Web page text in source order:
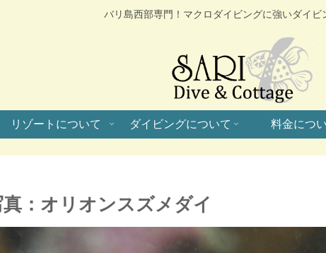
バリ島西部専門！マクロダイビングに強いダイビ
リゾートについて ダイビングについて 料金につ
：オリオンスズメダイ